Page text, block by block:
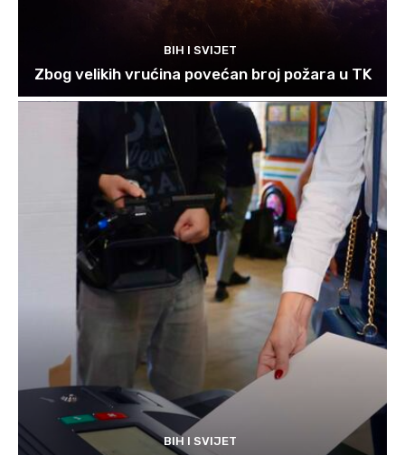
BIH I SVIJET
Zbog velikih vrućina povećan broj požara u TK
BIH I SVIJET